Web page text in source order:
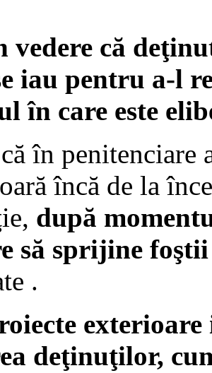
vedere că
iau pentru a-l
în care este
în penitenciare
încă de la
după
să sprijine
.
deţinuţilor,